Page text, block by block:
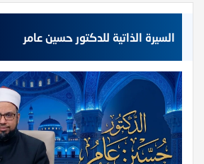
السيرة الذاتية للدكتور حسين عامر